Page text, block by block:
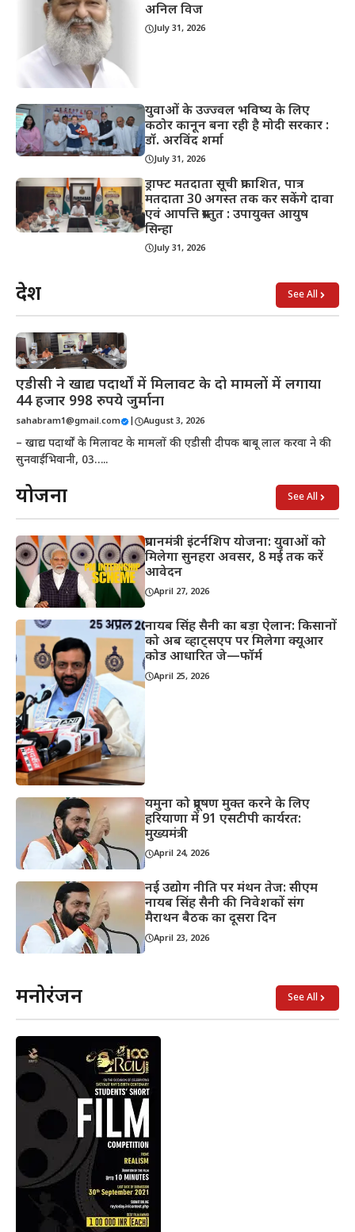
अनिल विज
July 31, 2026
युवाओं के उज्ज्वल भविष्य के लिए
कठोर कानून बना रही है मोदी सरकार :
डॉ. अरविंद शर्मा
July 31, 2026
ड्राफ्ट मतदाता सूची प्रकाशित, पात्र
मतदाता 30 अगस्त तक कर सकेंगे दावा
एवं आपत्ति प्रस्तुत : उपायुक्त आयुष
सिन्हा
July 31, 2026
देश See All
एडीसी ने खाद्य पदार्थों में मिलावट के दो मामलों में लगाया
44 हजार 998 रुपये जुर्माना
sahabram1@gmail.com August 3, 2026
– खाद्य पदार्थों के मिलावट के मामलों की एडीसी दीपक बाबू लाल करवा ने की
सुनवाईभिवानी, 03…..
योजना See All
प्रधानमंत्री इंटर्नशिप योजना: युवाओं को
मिलेगा सुनहरा अवसर, 8 मई तक करें
आवेदन
April 27, 2026
नायब सिंह सैनी का बड़ा ऐलान: किसानों
को अब व्हाट्सएप पर मिलेगा क्यूआर
कोड आधारित जे—फॉर्म
April 25, 2026
यमुना को प्रदूषण मुक्त करने के लिए
हरियाणा में 91 एसटीपी कार्यरत:
मुख्यमंत्री
April 24, 2026
नई उद्योग नीति पर मंथन तेज: सीएम
नायब सिंह सैनी की निवेशकों संग
मैराथन बैठक का दूसरा दिन
April 23, 2026
मनोरंजन See All